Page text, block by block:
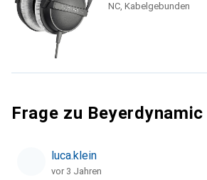
NC, Kabelgebunden
Frage zu
luca.klein
vor 3 Jahren